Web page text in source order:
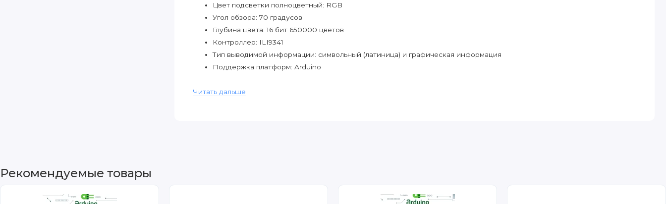
Цвет подсветки полноцветный: RGB
Угол обзора: 70 градусов
Глубина цвета: 16 бит 650000 цветов
Контроллер: ILI9341
Тип выводимой информации: символьный (латиница) и графическая информация
Поддержка платформ: Arduino
RESET - сигнал сброса ЖК-дисплея, сброс низкого уровня
Читать дальше
Рекомендуемые товары